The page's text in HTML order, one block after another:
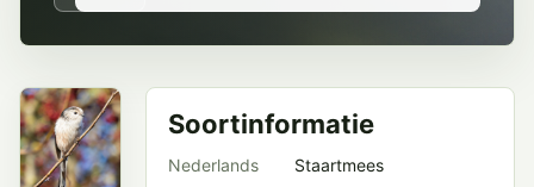
Soortinformatie
Nederlands
Staartmees